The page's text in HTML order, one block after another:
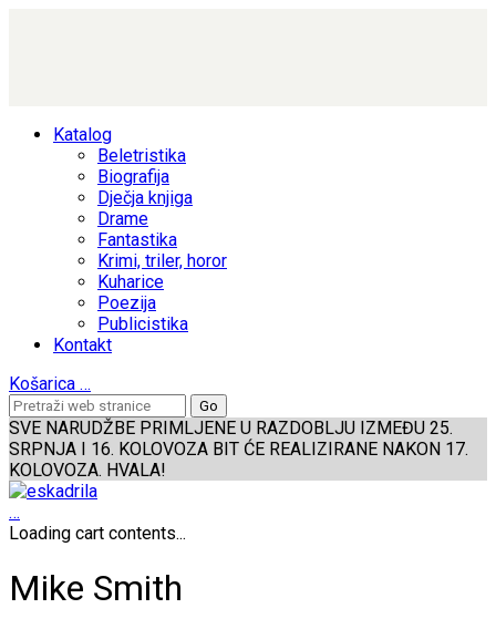
Katalog
Beletristika
Biografija
Dječja knjiga
Drame
Fantastika
Krimi, triler, horor
Kuharice
Poezija
Publicistika
Kontakt
Košarica …
SVE NARUDŽBE PRIMLJENE U RAZDOBLJU IZMEĐU 25.
SRPNJA I 16. KOLOVOZA BIT ĆE REALIZIRANE NAKON 17.
KOLOVOZA. HVALA!
…
Loading cart contents...
Mike Smith